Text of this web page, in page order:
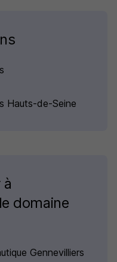
Hauts-de-Seine
domaine
Gennevilliers